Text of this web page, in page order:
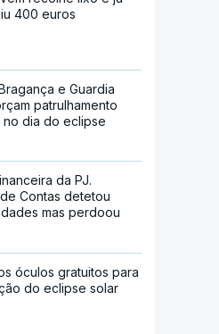
400 euros
e Guardia
patrulhamento
no dia do eclipse
da PJ.
Contas detetou
mas perdoou
óculos gratuitos para
do eclipse solar